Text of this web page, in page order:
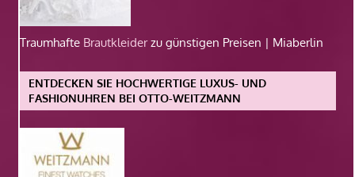
Traumhafte Brautkleiderzu günstigen Preisen | Miaberlin
ENTDECKEN SIE HOCHWERTIGE LUXUS- UND
FASHIONUHREN BEI OTTO-WEITZMANN